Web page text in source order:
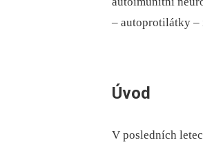
–⁠ autoprotilátky –⁠
Úvod
V posledních